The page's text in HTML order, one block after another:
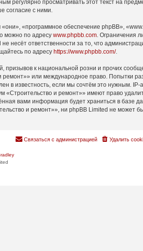
регулярно просматривать этот текст на
согласие с ними.
«программное обеспечение phpBB»,
можно по адресу www.phpbb.com. Ограничения
несёт ответственности за то, что
по адресу https://www.phpbb.com/.
к национальной розни и прочих
ремонт»» или международное право. Попытки
в известность, если мы сочтём это нужным. IP-
и ремонт»» имеют право
вами информация будет храниться в базе
и ремонт»», ни phpBB Limited не может
Удалить
Связаться с администрацией